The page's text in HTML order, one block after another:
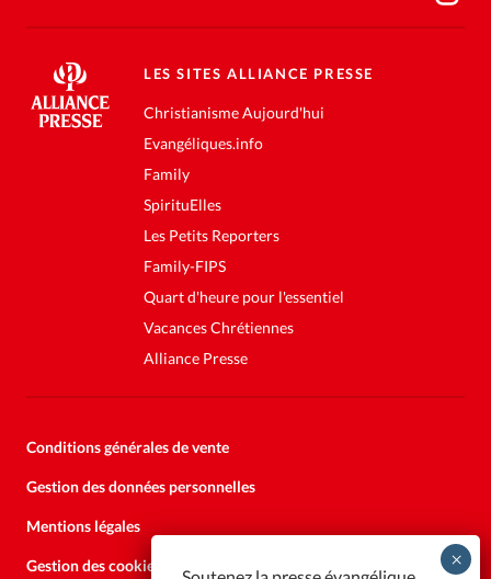
LES SITES ALLIANCE PRESSE
Christianisme Aujourd'hui
Evangéliques.info
Family
SpirituElles
Les Petits Reporters
Family-FIPS
Quart d'heure pour l'essentiel
Vacances Chrétiennes
Alliance Presse
Conditions générales de vente
Gestion des données personnelles
Mentions légales
Gestion des cookies